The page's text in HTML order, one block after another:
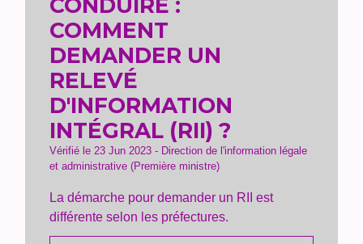
COMMENT
DEMANDER UN
RELEVÉ
D'INFORMATION
INTÉGRAL (RII) ?
Vérifié le 23 Jun 2023 - Direction de l'information légale
et administrative (Première ministre)
La démarche pour demander un RII est
différente selon les préfectures.